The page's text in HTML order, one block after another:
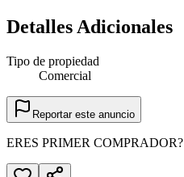
Detalles Adicionales
Tipo de propiedad
Comercial
Reportar este anuncio
ERES PRIMER COMPRADOR?